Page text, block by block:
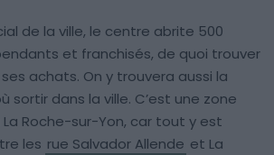
de la ville, le centre abrite 500
et franchisés, de quoi trouver
achats. On y trouvera aussi la
sortir dans la ville. C’est une zone
Roche-sur-Yon, car tout y est
les rue Salvador Allende et La